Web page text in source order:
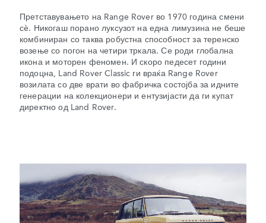
Претставувањето на Range Rover во 1970 година смени
сè. Никогаш порано луксузот на една лимузина не беше
комбиниран со таква робустна способност за теренско
возење со погон на четири тркала. Се роди глобална
икона и моторен феномен. И скоро педесет години
подоцна, Land Rover Classic ги враќа Range Rover
возилата со две врати во фабричка состојба за идните
генерации на колекционери и ентузијасти да ги купат
директно од Land Rover.